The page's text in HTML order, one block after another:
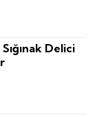
Delici